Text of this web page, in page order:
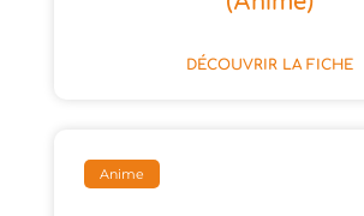
DÉCOUVRIR LA FICHE
Anime